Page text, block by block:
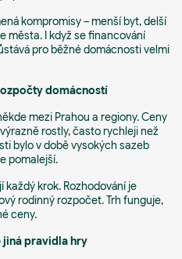
kompromisy – menší byt, delší
města. I když se financování
pro běžné domácnosti velmi
domácností
mezi Prahou a regiony. Ceny
rostly, často rychleji než
bylo v době vysokých sazeb
pomalejší.
každý krok. Rozhodování je
rodinný rozpočet. Trh funguje,
ceny.
jiná pravidla hry